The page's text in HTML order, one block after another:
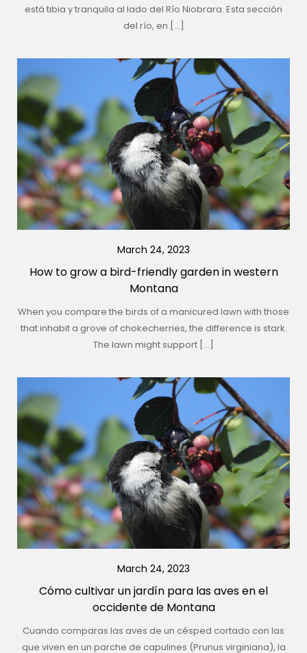
está tibia y tranquila al lado del Río Niobrara. Esta sección
del río, en […]
March 24, 2023
How to grow a bird-friendly garden in western
Montana
When you compare the birds of a manicured lawn with those
that inhabit a grove of chokecherries, the difference is stark.
The lawn might support […]
March 24, 2023
Cómo cultivar un jardín para las aves en el
occidente de Montana
Cuando comparas las aves de un césped cortado con las
que viven en un parche de capulines (Prunus virginiana), la